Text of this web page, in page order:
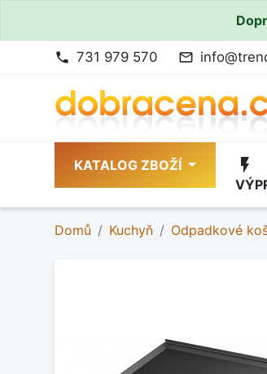
phone 731 979 570 mail_outline
KATALOG ZBOŽÍ flash_on
Domů Kuchyň Odpadkové